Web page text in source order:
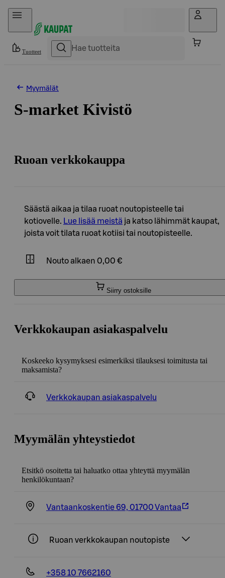
Hyppää sisältöön
Tuotteet
Myymälät
S-market Kivistö
Ruoan verkkokauppa
Säästä aikaa ja tilaa ruoat noutopisteelle tai
kotiovelle. Lue lisää meistä ja katso lähimmät kaupat,
joista voit tilata ruoat kotiisi tai noutopisteelle.
Nouto alkaen 0,00 €
Siirry ostoksille
Verkkokaupan asiakaspalvelu
Koskeeko kysymyksesi esimerkiksi tilauksesi toimitusta tai
maksamista?
Verkkokaupan asiakaspalvelu
Myymälän yhteystiedot
Etsitkö osoitetta tai haluatko ottaa yhteyttä myymälän
henkilökuntaan?
Vantaankoskentie 69, 01700 Vantaa
Ruoan verkkokaupan noutopiste
+358 10 7662160